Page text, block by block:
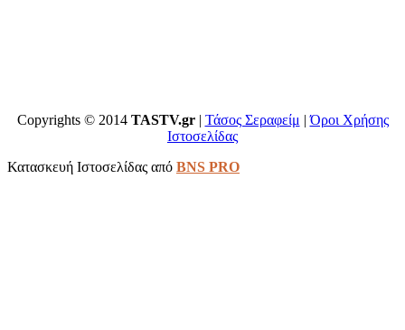
Copyrights © 2014 TASTV.gr| Τάσος Σεραφείμ |Όροι Χρήσης
Ιστοσελίδας
Κατασκευή Ιστοσελίδας από BNS PRO